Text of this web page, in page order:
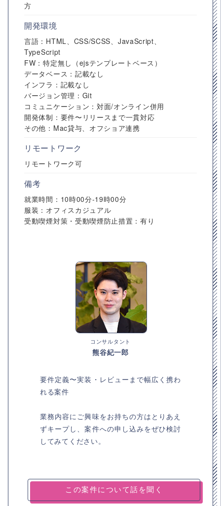
方
開発環境
言語：HTML、CSS/SCSS、JavaScript、
TypeScript
FW：特定無し（ejsテンプレートベース）
データベース：記載なし
インフラ：記載なし
バージョン管理：Git
コミュニケーション：対面/オンライン併用
開発体制：要件〜リリースまで一貫対応
その他：Mac貸与、オフショア連携
リモートワーク
リモートワーク可
備考
就業時間：10時00分-19時00分
服装：オフィスカジュアル
受動喫煙対策・受動喫煙防止措置：有り
コンサルタント
熊谷紀一郎
要件定義〜実装・レビューまで幅広く携わ
れる案件
業務内容にご興味をお持ちの方はとりあえ
ずキープし、案件への申し込みをぜひ検討
してみてください。